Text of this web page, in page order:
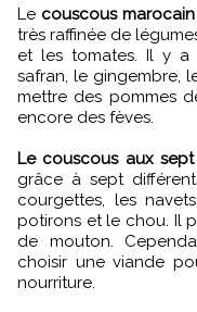
Le couscous
très raffinée de
et les tomates. Il y a
safran, le gingembre,
mettre des pommes
encore des fèves.
Le couscous aux
grâce à sept
courgettes, les
potirons et le chou. Il
de mouton.
choisir une viande
nourriture.